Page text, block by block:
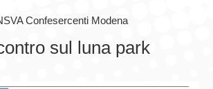
GASTRONOMICI
E NEWS
Confesercenti Modena
sul luna park